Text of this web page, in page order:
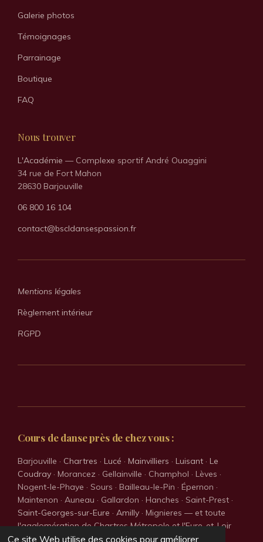
Ce site Web utilise des cookies pour améliorer
Galerie photos
Témoignages
Parrainage
Boutique
FAQ
Nous trouver
L'Académie — Complexe sportif André Ouaggini
34 rue de Fort Mahon
28630 Barjouville
06 800 16 104
contact@bscldansespassion.fr
Mentions légales
Règlement intérieur
RGPD
Cours de danse près de chez vous :
Barjouville · Chartres · Lucé · Mainvilliers · Luisant · Le
Coudray · Morancez · Gellainville · Champhol · Lèves ·
Nogent-le-Phaye · Sours · Bailleau-le-Pin · Épernon ·
Maintenon · Auneau · Gallardon · Hanches · Saint-Prest ·
Saint-Georges-sur-Eure · Amilly · Mignieres — et toute
l'agglomération de Chartres Métropole et l'Eure-et-Loir
(28).